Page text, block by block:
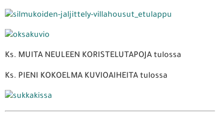
Ks. MUITA NEULEEN KORISTELUTAPOJA tulossa
Ks. PIENI KOKOELMA KUVIOAIHEITA tulossa